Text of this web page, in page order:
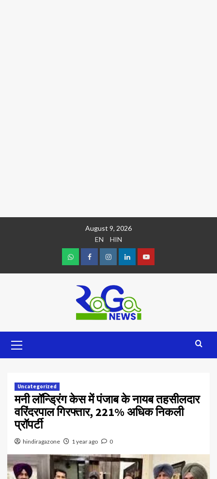
August 9, 2026
EN
HIN
Uncategorized
मनी लॉन्ड्रिंग केस में पंजाब के नायब तहसीलदार
वरिंदरपाल गिरफ्तार, 221% अधिक निकली
प्रॉपर्टी
hindiragazone 1 year ago 0